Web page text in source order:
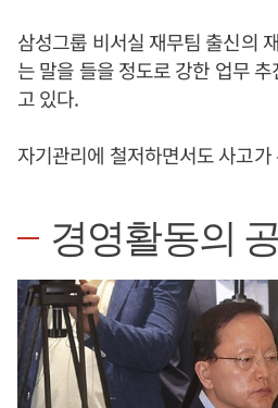
삼성그룹 비서실 재무팀 출신의
는 말을 들을 정도로 강한 업무
고 있다.
자기관리에 철저하면서도 사고
경영활동의